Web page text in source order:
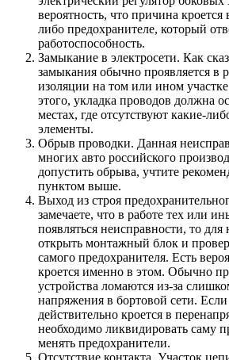
вероятность, что причина кроется
либо предохранителе, который
работоспособность.
Замыкание в электросети. Как
замыкания обычно проявляется в
изоляции на том или ином
этого, укладка проводов должна
местах, где отсутствуют какие-
элементы.
Обрыв проводки. Данная
многих авто российского
допустить обрыва, учтите
пунктом выше.
Выход из строя
замечаете, что в работе тех или
появляться неисправности, то для
открыть монтажный блок и
самого предохранителя. Есть
кроется именно в этом. Обычно
устройства ломаются из-за
напряжения в бортовой сети.
действительно кроется в
необходимо ликвидировать саму
менять предохранители.
Отсутствие контакта. Участок